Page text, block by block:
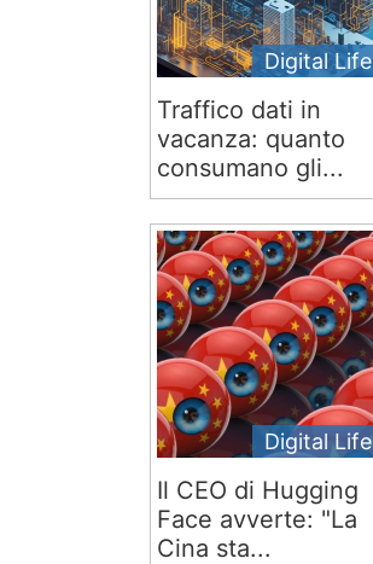
Digital Life
Traffico dati in
vacanza: quanto
consumano gli...
Digital Life
Il CEO di Hugging
Face avverte: "La
Cina sta...